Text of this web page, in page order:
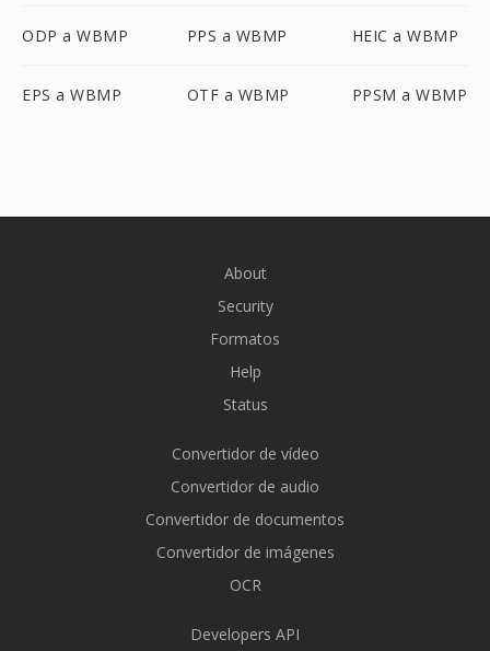
ODP a WBMP PPS a WBMP HEIC a WBMP
EPS a WBMP OTF a WBMP PPSM a WBMP
About
Security
Formatos
Help
Status
Convertidor de vídeo
Convertidor de audio
Convertidor de documentos
Convertidor de imágenes
OCR
Developers API